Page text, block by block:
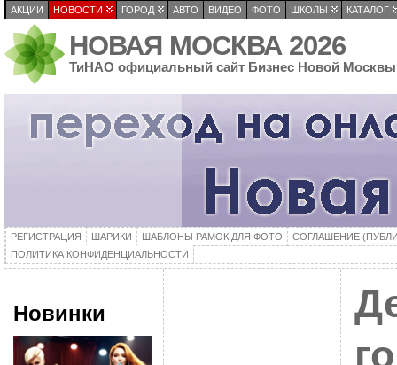
АКЦИИ НОВОСТИ ГОРОД АВТО ВИДЕО ФОТО ШКОЛЫ КАТАЛОГ
НОВАЯ МОСКВА 2026
ТиНАО официальный сайт Бизнес Новой Москвы
РЕГИСТРАЦИЯ ШАРИКИ ШАБЛОНЫ РАМОК ДЛЯ ФОТО
СОГЛАШЕНИЕ
ПОЛИТИКА КОНФИДЕНЦИАЛЬНОСТИ
Новинки